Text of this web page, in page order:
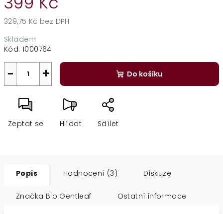
329,75 Kč bez DPH
cena:
Skladem
Kód: 1000764
+
− Do košíku
Zeptat se Hlídat Sdílet
Popis Hodnocení (3) Diskuze
Značka Bio Gentleaf Ostatní informace